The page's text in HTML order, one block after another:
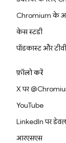
Chromium के
केस स्टडी
पॉडकास्ट और
फ़ॉलो करें
X पर
YouTube
LinkedIn पर
आरएसएस